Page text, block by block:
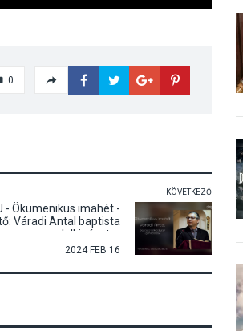
0
KÖVETKEZŐ
- Ökumenikus imahét -
Váradi Antal baptista
lelkipásztor
2024 FEB 16